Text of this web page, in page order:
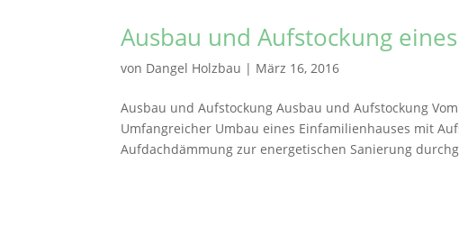
Ausbau und Aufstockung
von Dangel Holzbau | März 16, 2016
Ausbau und Aufstockung Ausbau und Aufstockung
Umfangreicher Umbau eines Einfamilienhauses mit
Aufdachdämmung zur energetischen Sanierung